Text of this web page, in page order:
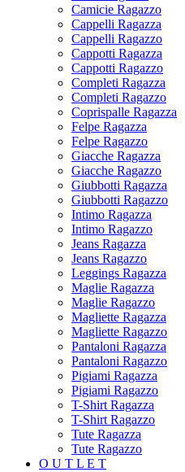
Camicie Ragazzo
Cappelli Ragazza
Cappelli Ragazzo
Cappotti Ragazza
Cappotti Ragazzo
Completi Ragazza
Completi Ragazzo
Coprispalle Ragazza
Felpe Ragazza
Felpe Ragazzo
Giacche Ragazza
Giacche Ragazzo
Giubbotti Ragazza
Giubbotti Ragazzo
Intimo Ragazza
Intimo Ragazzo
Jeans Ragazza
Jeans Ragazzo
Leggings Ragazza
Maglie Ragazza
Maglie Ragazzo
Magliette Ragazza
Magliette Ragazzo
Pantaloni Ragazza
Pantaloni Ragazzo
Pigiami Ragazza
Pigiami Ragazzo
T-Shirt Ragazza
T-Shirt Ragazzo
Tute Ragazza
Tute Ragazzo
O U T L E T